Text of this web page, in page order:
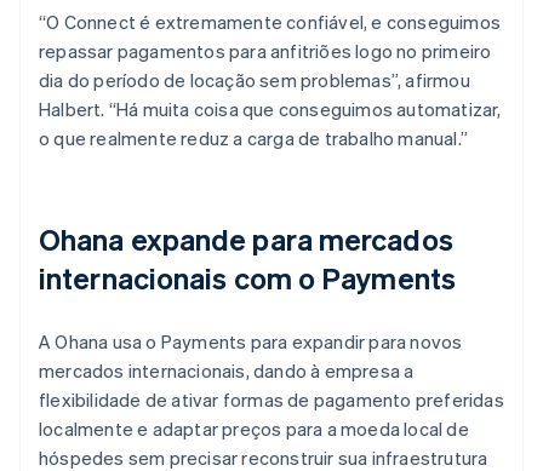
“O Connect é extremamente confiável, e conseguimos
repassar pagamentos para anfitriões logo no primeiro
dia do período de locação sem problemas”, afirmou
Halbert. “Há muita coisa que conseguimos automatizar,
o que realmente reduz a carga de trabalho manual.”
Ohana expande para mercados
internacionais com o Payments
A Ohana usa o Payments para expandir para novos
mercados internacionais, dando à empresa a
flexibilidade de ativar formas de pagamento preferidas
localmente e adaptar preços para a moeda local de
hóspedes sem precisar reconstruir sua infraestrutura